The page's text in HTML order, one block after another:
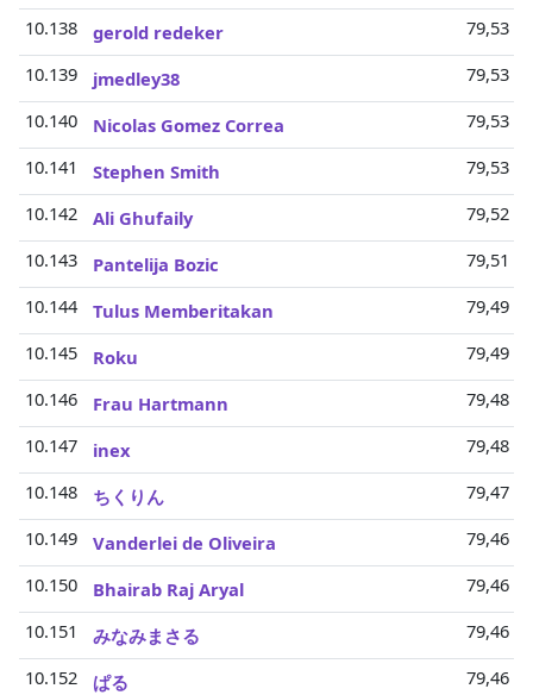
10.138
gerold redeker
79,53
10.139
jmedley38
79,53
10.140
Nicolas Gomez Correa
79,53
10.141
Stephen Smith
79,53
10.142
Ali Ghufaily
79,52
10.143
Pantelija Bozic
79,51
10.144
Tulus Memberitakan
79,49
10.145
Roku
79,49
10.146
Frau Hartmann
79,48
10.147
inex
79,48
10.148
ちくりん
79,47
10.149
Vanderlei de Oliveira
79,46
10.150
Bhairab Raj Aryal
79,46
10.151
みなみまさる
79,46
10.152
ぱる
79,46